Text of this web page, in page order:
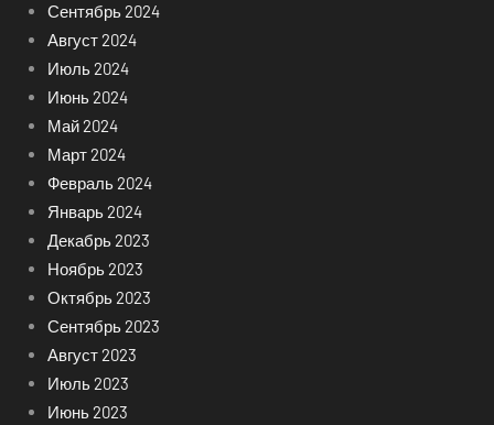
Сентябрь 2024
Август 2024
Июль 2024
Июнь 2024
Май 2024
Март 2024
Февраль 2024
Январь 2024
Декабрь 2023
Ноябрь 2023
Октябрь 2023
Сентябрь 2023
Август 2023
Июль 2023
Июнь 2023